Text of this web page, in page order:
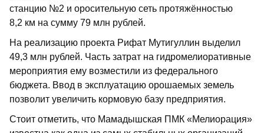
станцию №2 и оросительную сеть протяжённостью
8,2 км на сумму 79 млн рублей.
На реализацию проекта Рифат Мутигуллин выделил
49,3 млн рублей. Часть затрат на гидромелиоративные
мероприятия ему возместили из федерального
бюджета. Ввод в эксплуатацию орошаемых земель
позволит увеличить кормовую базу предприятия.
Стоит отметить, что Мамадышская ПМК «Мелиорация»